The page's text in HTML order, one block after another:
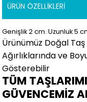
ÜRÜN ÖZELLIKLERI
Genişlik 2 cm. Uzunluk 5
Ürünümüz Doğal
Ağırlıklarında ve
Gösterebilir
TÜM
GÜVENCEMİZ